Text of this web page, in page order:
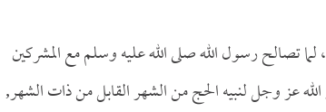
لما تصالح رسول الله صلى الله عليه وسلم مع المشركين
عز وجل لنبيه الحج من الشهر القابل من ذات الشهر,